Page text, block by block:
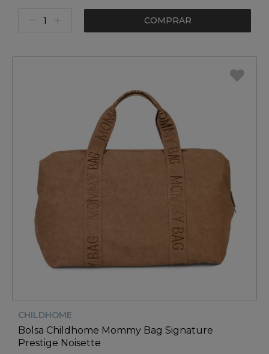
COMPRAR
CHILDHOME
Bolsa Childhome Mommy Bag Signature
Prestige Noisette